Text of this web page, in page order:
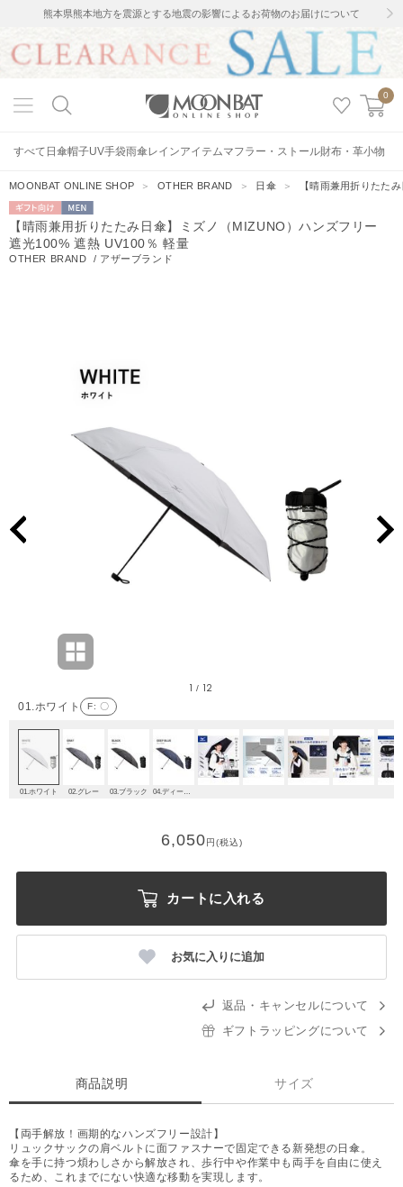
熊本県熊本地方を震源とする地震の影響によるお荷物のお届けについて
0
すべて 日傘帽子UV手袋雨傘レインアイテムマフラー・ストール財布・革小物
MOONBAT ONLINE SHOP ＞OTHER BRAND ＞ 日傘 ＞ 【晴雨兼用折りたた
ギフト向
け
MEN
【晴雨兼用折りたたみ日傘】ミズノ（MIZUNO）ハンズフリー
遮光100% 遮熱 UV100％ 軽量
OTHER BRAND / アザーブランド
01.ホワイト F: 〇
1 / 12
01.ホワイト 02.グレー 03.ブラック
6,050円(税込)
カートに入れる
お気に入りに追加
返品・キャンセルについて
ギフトラッピングについて
商品説明 サイズ
【両手解放！画期的なハンズフリー設計】
リュックサックの肩ベルトに面ファスナーで固定できる新発想の日傘。
傘を手に持つ煩わしさから解放され、歩行中や作業中も両手を自由に使え
るため、これまでにない快適な移動を実現します。